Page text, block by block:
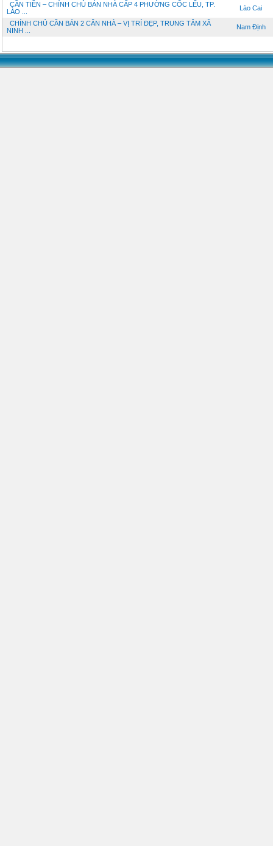
CẦN TIỀN – CHÍNH CHỦ BÁN NHÀ CẤP 4 PHƯỜNG CỐC LẾU, TP.
LÀO ...
Lào Cai
CHÍNH CHỦ CẦN BÁN 2 CĂN NHÀ – VỊ TRÍ ĐẸP, TRUNG TÂM XÃ
NINH ...
Nam Định